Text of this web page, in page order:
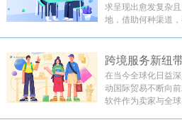
求呈现出愈发复杂
地，借助何种渠道，
在当今全球化日益
动国际贸易不断向
软件作为卖家与全球